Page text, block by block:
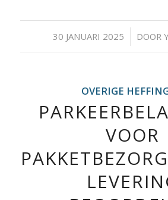
30 JANUARI 2025
/ DOOR
OVERIGE
VOOR